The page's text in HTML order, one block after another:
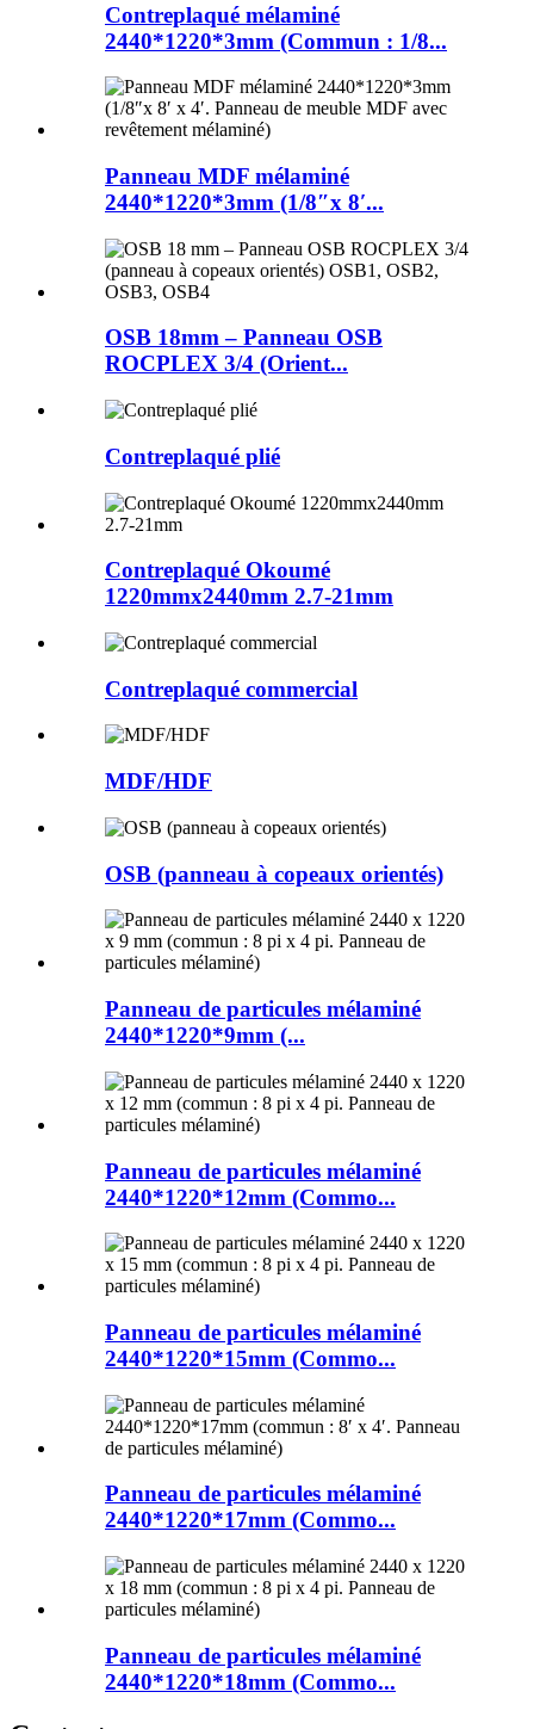
Contreplaqué mélaminé
2440*1220*3mm (Commun : 1/8...
Panneau MDF mélaminé
2440*1220*3mm (1/8″x 8′...
OSB 18mm – Panneau OSB
ROCPLEX 3/4 (Orient...
Contreplaqué plié
Contreplaqué Okoumé
1220mmx2440mm 2.7-21mm
Contreplaqué commercial
MDF/HDF
OSB (panneau à copeaux orientés)
Panneau de particules mélaminé
2440*1220*9mm (...
Panneau de particules mélaminé
2440*1220*12mm (Commo...
Panneau de particules mélaminé
2440*1220*15mm (Commo...
Panneau de particules mélaminé
2440*1220*17mm (Commo...
Panneau de particules mélaminé
2440*1220*18mm (Commo...